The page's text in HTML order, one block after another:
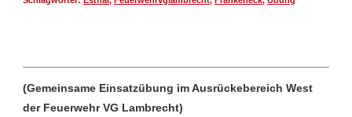
(Gemeinsame Einsatzübung im Ausrückebereich West
der Feuerwehr VG Lambrecht)